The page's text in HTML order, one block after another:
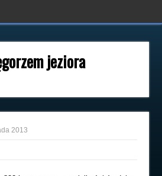
jeziora
2013